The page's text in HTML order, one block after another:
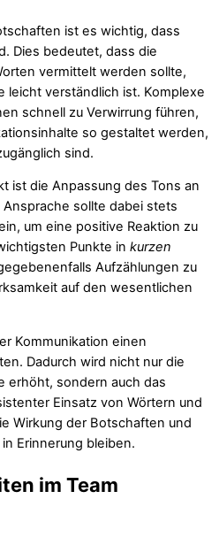
ist es wichtig, dass
Dies bedeutet, dass die
vermittelt werden sollte,
leicht verständlich ist. Komplexe
schnell zu Verwirrung führen,
so gestaltet werden,
sind.
ist die Anpassung des Tons an
sollte dabei stets
um eine positive Reaktion zu
Punkte in kurzen
Aufzählungen zu
auf den wesentlichen
Kommunikation einen
Dadurch wird nicht nur die
erhöht, sondern auch das
Einsatz von Wörtern und
Wirkung der Botschaften und
Erinnerung bleiben.
im Team